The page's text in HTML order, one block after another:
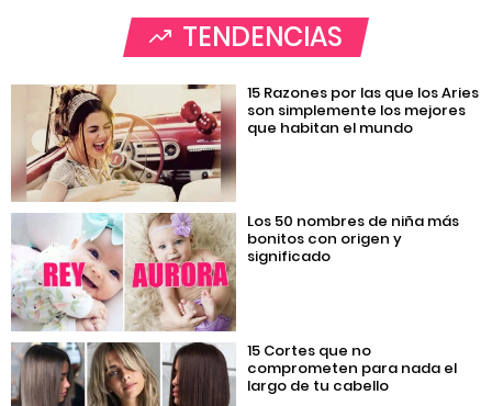
TENDENCIAS
15 Razones por las que los Aries
son simplemente los mejores
que habitan el mundo
Los 50 nombres de niña más
bonitos con origen y
significado
15 Cortes que no
comprometen para nada el
largo de tu cabello